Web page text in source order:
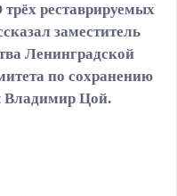
реставрируемых
заместитель
Ленинградской
по сохранению
Владимир Цой.